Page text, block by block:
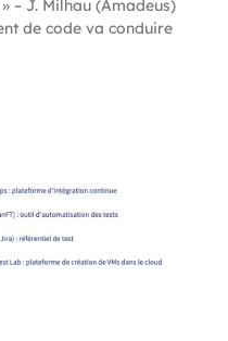
– J. Milhau (Amadeus)
de code va conduire